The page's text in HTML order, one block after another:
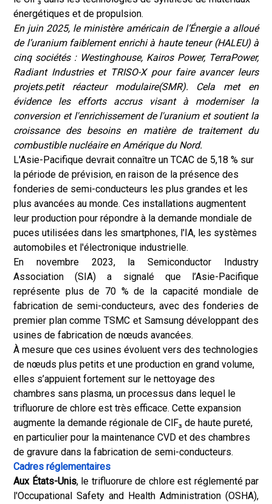
énergétiques et de propulsion.
En juin 2025, le ministère américain de l’Énergie a alloué
de l’uranium faiblement enrichi à haute teneur (HALEU) à
cinq sociétés : Westinghouse, Kairos Power, TerraPower,
Radiant Industries et TRISO-X pour faire avancer leurs
projets.petit réacteur modulaire(SMR). Cela met en
évidence les efforts accrus visant à moderniser la
conversion et l'enrichissement de l'uranium et soutient la
croissance des besoins en matière de traitement du
combustible nucléaire en Amérique du Nord.
L'Asie-Pacifique devrait connaître un TCAC de 5,18 % sur
la période de prévision, en raison de la présence des
fonderies de semi-conducteurs les plus grandes et les
plus avancées au monde. Ces installations augmentent
leur production pour répondre à la demande mondiale de
puces utilisées dans les smartphones, l'IA, les systèmes
automobiles et l'électronique industrielle.
En novembre 2023, la Semiconductor Industry
Association (SIA) a signalé que l’Asie-Pacifique
représente plus de 70 % de la capacité mondiale de
fabrication de semi-conducteurs, avec des fonderies de
premier plan comme TSMC et Samsung développant des
usines de fabrication de nœuds avancées.
À mesure que ces usines évoluent vers des technologies
de nœuds plus petits et une production en grand volume,
elles s’appuient fortement sur le nettoyage des
chambres sans plasma, un processus dans lequel le
trifluorure de chlore est très efficace. Cette expansion
augmente la demande régionale de ClF₃ de haute pureté,
en particulier pour la maintenance CVD et des chambres
de gravure dans la fabrication de semi-conducteurs.
Cadres réglementaires
Aux États-Unis, le trifluorure de chlore est réglementé par
l'Occupational Safety and Health Administration (OSHA),